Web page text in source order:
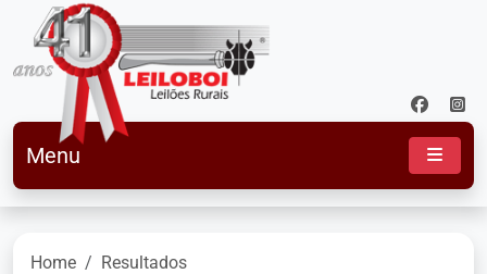
Menu
Home
Resultados